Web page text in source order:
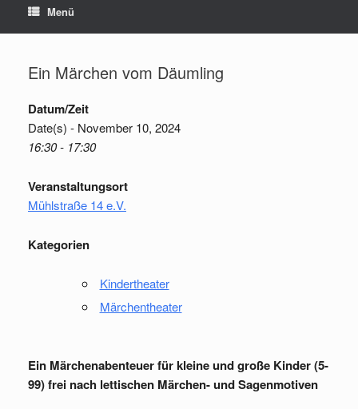
Menü
Ein Märchen vom Däumling
Datum/Zeit
Date(s) - November 10, 2024
16:30 - 17:30
Veranstaltungsort
Mühlstraße 14 e.V.
Kategorien
Kindertheater
Märchentheater
Ein Märchenabenteuer für kleine und große Kinder (5-
99) frei nach lettischen Märchen- und Sagenmotiven